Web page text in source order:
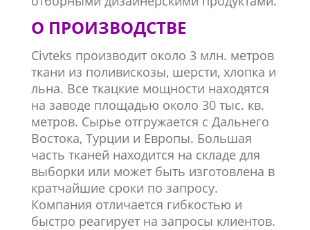
О ПРОИЗВОДСТВЕ
Civteks производит около 3 млн. метров
ткани из поливискозы, шерсти, хлопка и
льна. Все ткацкие мощности находятся
на заводе площадью около 30 тыс. кв.
метров. Сырье отгружается с Дальнего
Востока, Турции и Европы. Большая
часть тканей находится на складе для
выборки или может быть изготовлена ​​в
кратчайшие сроки по запросу.
Компания отличается гибкостью и
быстро реагирует на запросы клиентов.